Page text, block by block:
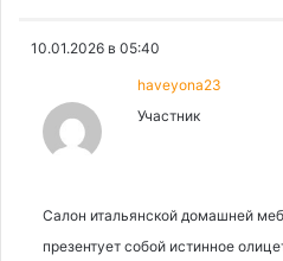
10.01.2026 в 05:40
haveyona23
Участник
Салон итальянской домашней
презентует собой истинное